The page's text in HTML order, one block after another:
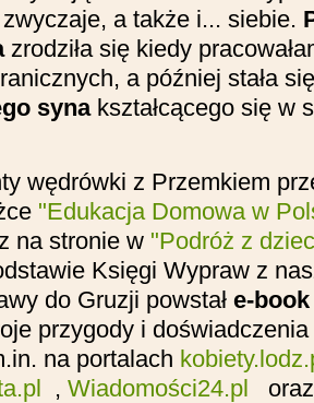
a także i... siebie.
zrodziła się kiedy
a później stała
synakształcącego się w
wędrówki z Przemkiem
"Edukacja Domowa w
na stronie w "Podróż z
Księgi Wypraw z
do Gruzji powstał e-book
przygody i
na portalach
, Wiadomości24.pl